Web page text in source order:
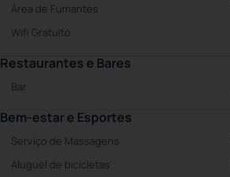
Área de Fumantes
Wifi Gratuito
Restaurantes e Bares
Bar
Bem-estar e Esportes
Serviço de Massagens
Aluguel de bicicletas